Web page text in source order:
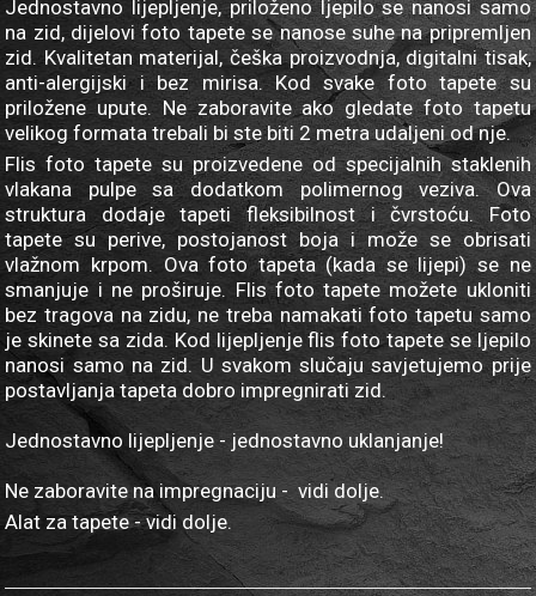
Jednostavno lijepljenje, priloženo ljepilo se nanosi samo
na zid, dijelovi foto tapete se nanose suhe na pripremljen
zid. Kvalitetan materijal, češka proizvodnja, digitalni tisak,
anti-alergijski i bez mirisa. Kod svake foto tapete su
priložene upute. Ne zaboravite ako gledate foto tapetu
velikog formata trebali bi ste biti 2 metra udaljeni od nje.
Flis foto tapete su proizvedene od specijalnih staklenih
vlakana pulpe sa dodatkom polimernog veziva. Ova
struktura dodaje tapeti fleksibilnost i čvrstoću. Foto
tapete su perive, postojanost boja i može se obrisati
vlažnom krpom. Ova foto tapeta (kada se lijepi) se ne
smanjuje i ne proširuje. Flis foto tapete možete ukloniti
bez tragova na zidu, ne treba namakati foto tapetu samo
je skinete sa zida. Kod lijepljenje flis foto tapete se ljepilo
nanosi samo na zid. U svakom slučaju savjetujemo prije
postavljanja tapeta dobro impregnirati zid.
Jednostavno lijepljenje - jednostavno uklanjanje!
Ne zaboravite na impregnaciju - vidi dolje.
Alat za tapete - vidi dolje.